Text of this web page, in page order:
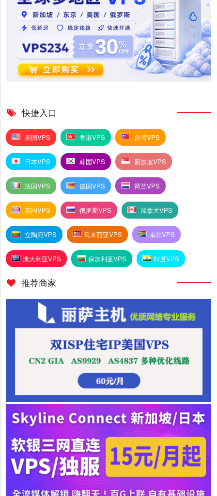
快捷入口
美国VPS 香港VPS 台湾VPS
日本VPS 韩国VPS 新加坡VPS
法国VPS 德国VPS 荷兰VPS
英国VPS 俄罗斯VPS 加拿大VPS
立陶宛VPS 马来西亚VPS 南非VPS
澳大利亚VPS 保加利亚VPS 印度VPS
推荐商家